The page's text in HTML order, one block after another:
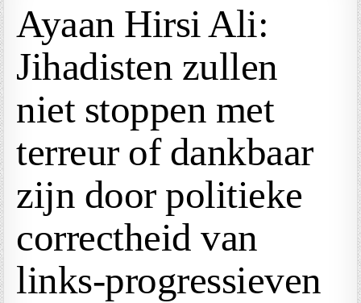
Ayaan Hirsi Ali:
Jihadisten zullen
niet stoppen met
terreur of dankbaar
zijn door politieke
correctheid van
links-progressieven